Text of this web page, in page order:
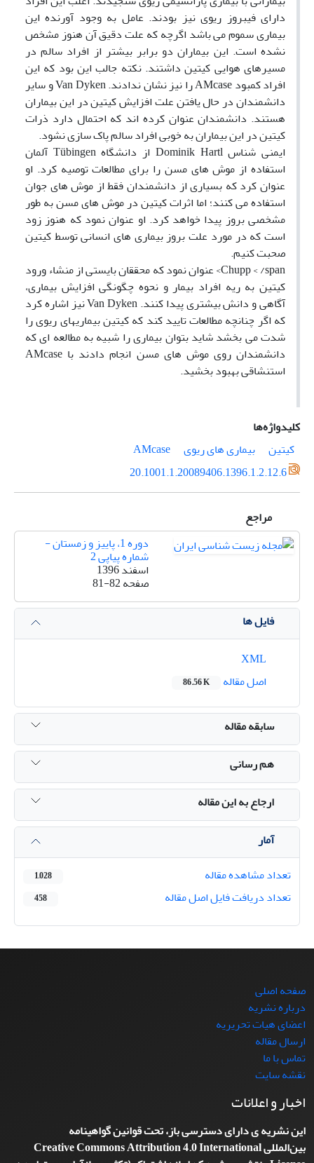
دارای فیبروز ریوی نیز بودند. عامل به وجود آورنده این
بیماری سموم می باشد اگرچه که علت دقیق آن هنوز مشخص
نشده است. این بیماران دو برابر بیشتر از افراد سالم در
مسیرهای هوایی کیتین داشتند. نکته جالب این بود که این
افراد کمبود AMcase را نیز نشان ندادند. Van Dyken و سایر
دانشمندان در حال یافتن علت افزایش کیتین در این بیماران
هستند. دانشمندان عنوان کرده اند که احتمال دارد ذرات
کیتین در این بیماران به خوبی افراد سالم پاک سازی نشود.
ایمنی شناس Dominik Hartl از دانشگاه Tübingen آلمان
استفاده از موش های مسن را برای مطالعات توصیه کرد. او
عنوان کرد که بسیاری از دانشمندان فقط از موش های جوان
استفاده می کنند؛ اما اثرات کیتین در موش های مسن به طور
مشخصی بروز پیدا خواهد کرد. او عنوان نمود که هنوز زود
است که در مورد علت بروز بیماری های انسانی توسط کیتین
صحبت کنیم.
Chupp < /span> عنوان نمود که محققان بایستی از منشاء ورود
کیتین به ریه افراد بیمار و نحوه چگونگی افزایش بیماری،
آگاهی و دانش بیشتری پیدا کنند. Van Dyken نیز اشاره کرد
که اگر چنانچه مطالعات تایید کند که کیتین بیماریهای ریوی را
شدت می بخشد شاید بتوان بیماری را شبیه به مطالعه ای که
دانشمندان روی موش های مسن انجام دادند با AMcase
استنشاقی بهبود بخشید.
کلیدواژه‌ها
کیتین
بیماری های ریوی
AMcase
20.1001.1.20089406.1396.1.2.12.6
مراجع
دوره 1، پاییز و زمستان -
شماره پیاپی 2
اسفند 1396
صفحه81-82
فایل ها
اصل مقاله
86.56 K
سابقه مقاله
هم رسانی
ارجاع به این مقاله
آمار
تعداد مشاهده مقاله
1,028
تعداد دریافت فایل اصل مقاله 458
صفحه اصلی
درباره نشریه
اعضای هیات تحریریه
ارسال مقاله
تماس با ما
نقشه سایت
اخبار و اعلانات
این نشریه ی دارای دسترسی باز، تحت قوانین گواهینامه
بین‌المللیCreative Commons Attribution 4.0 International